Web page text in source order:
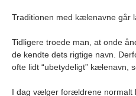
Traditionen med kælenavne går
Tidligere troede man, at onde
de kendte dets rigtige navn.
ofte lidt “ubetydeligt” kælenavn,
I dag vælger forældrene normalt